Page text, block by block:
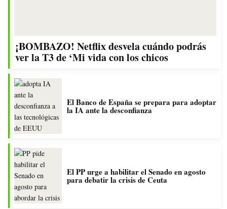
¡BOMBAZO! Netflix desvela cuándo podrás
ver la T3 de ‘Mi vida con los chicos
El Banco de España se prepara para adoptar
la IA ante la desconfianza
El PP urge a habilitar el Senado en agosto
para debatir la crisis de Ceuta